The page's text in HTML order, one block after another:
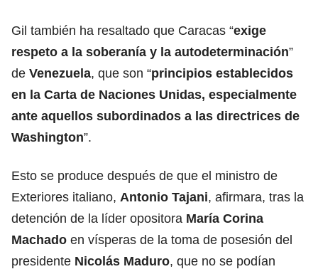
Gil también ha resaltado que Caracas “exige
respeto a la soberanía y la autodeterminación”
de Venezuela, que son “principios establecidos
en la Carta de Naciones Unidas, especialmente
ante aquellos subordinados a las directrices de
Washington”.
Esto se produce después de que el ministro de
Exteriores italiano, Antonio Tajani, afirmara, tras la
detención de la líder opositora María Corina
Machado en vísperas de la toma de posesión del
presidente Nicolás Maduro, que no se podían